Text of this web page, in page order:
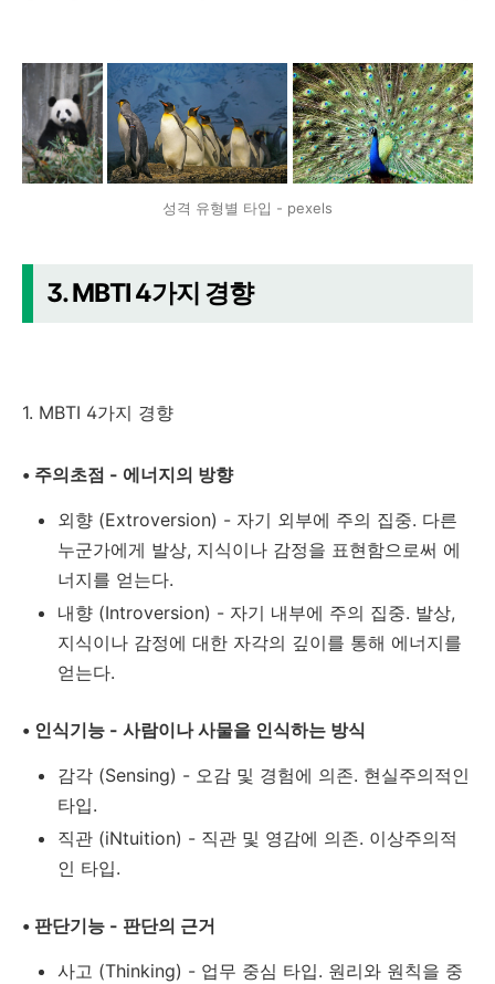
성격 유형별 타입 - pexels
3. MBTI 4가지 경향
1. MBTI 4가지 경향
• 주의초점 - 에너지의 방향
외향 (Extroversion) - 자기 외부에 주의 집중. 다른
누군가에게 발상, 지식이나 감정을 표현함으로써 에
너지를 얻는다.
내향 (Introversion) - 자기 내부에 주의 집중. 발상,
지식이나 감정에 대한 자각의 깊이를 통해 에너지를
얻는다.
• 인식기능 - 사람이나 사물을 인식하는 방식
감각 (Sensing) - 오감 및 경험에 의존. 현실주의적인
타입.
직관 (iNtuition) - 직관 및 영감에 의존. 이상주의적
인 타입.
• 판단기능 - 판단의 근거
사고 (Thinking) - 업무 중심 타입. 원리와 원칙을 중